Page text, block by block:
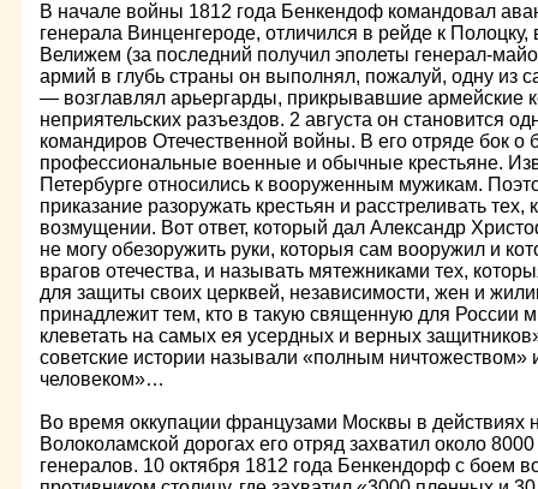
В начале войны 1812 года Бенкендоф командовал
генерала Винценгероде, отличился в рейде к
Велижем (за последний получил эполеты генерал-
армий в глубь страны он выполнял, пожалуй, одну из
— возглавлял арьергарды, прикрывавшие армейские
неприятельских разъездов. 2 августа он становится
командиров Отечественной войны. В его отряде бок о
профессиональные военные и обычные крестьяне.
Петербурге относились к вооруженным мужикам.
приказание разоружать крестьян и расстреливать тех,
возмущении. Вот ответ, который дал Александр
не могу обезоружить руки, которыя сам вооружил и
врагов отечества, и называть мятежниками тех,
для защиты своих церквей, независимости, жен и
принадлежит тем, кто в такую священную для России
клеветать на самых ея усердных и верных
советские истории называли «полным
человеком»…
Во время оккупации французами Москвы в действиях
Волоколамской дорогах его отряд захватил около
генералов. 10 октября 1812 года Бенкендорф с боем